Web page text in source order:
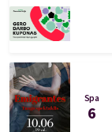
Spa
6